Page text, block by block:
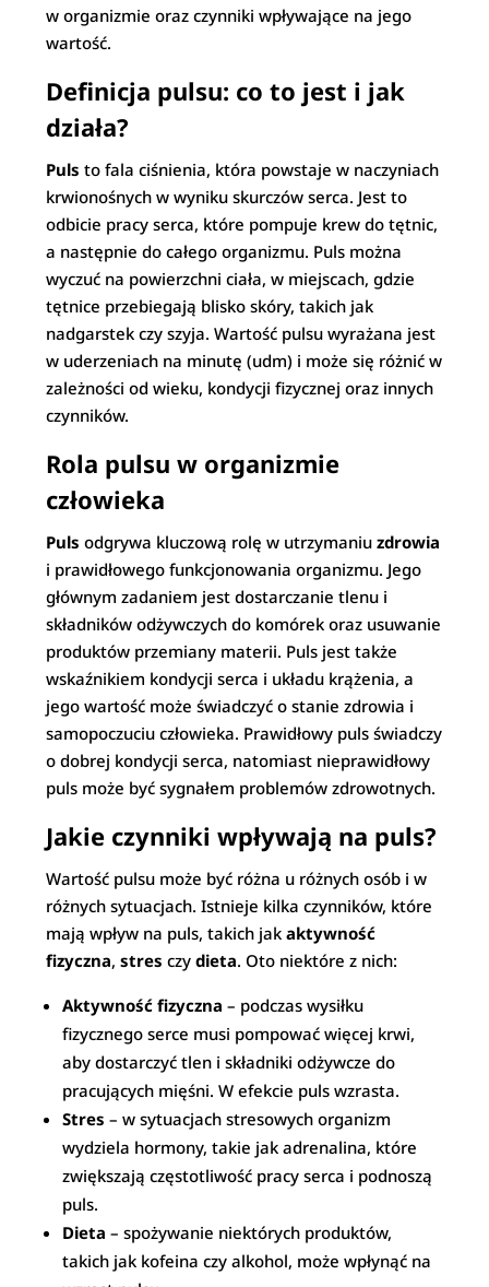
w organizmie oraz czynniki wpływające na jego
wartość.
Definicja pulsu: co to jest i jak
działa?
Puls to fala ciśnienia, która powstaje w naczyniach
krwionośnych w wyniku skurczów serca. Jest to
odbicie pracy serca, które pompuje krew do tętnic,
a następnie do całego organizmu. Puls można
wyczuć na powierzchni ciała, w miejscach, gdzie
tętnice przebiegają blisko skóry, takich jak
nadgarstek czy szyja. Wartość pulsu wyrażana jest
w uderzeniach na minutę (udm) i może się różnić w
zależności od wieku, kondycji fizycznej oraz innych
czynników.
Rola pulsu w organizmie
człowieka
Puls odgrywa kluczową rolę w utrzymaniuzdrowia
i prawidłowego funkcjonowania organizmu. Jego
głównym zadaniem jest dostarczanie tlenu i
składników odżywczych do komórek oraz usuwanie
produktów przemiany materii. Puls jest także
wskaźnikiem kondycji serca i układu krążenia, a
jego wartość może świadczyć o stanie zdrowia i
samopoczuciu człowieka. Prawidłowy puls świadczy
o dobrej kondycji serca, natomiast nieprawidłowy
puls może być sygnałem problemów zdrowotnych.
Jakie czynniki wpływają na puls?
Wartość pulsu może być różna u różnych osób i w
różnych sytuacjach. Istnieje kilka czynników, które
mają wpływ na puls, takich jakaktywność
fizyczna,stres czydieta. Oto niektóre z nich:
Aktywność fizyczna – podczas wysiłku
fizycznego serce musi pompować więcej krwi,
aby dostarczyć tlen i składniki odżywcze do
pracujących mięśni. W efekcie puls wzrasta.
Stres – w sytuacjach stresowych organizm
wydziela hormony, takie jak adrenalina, które
zwiększają częstotliwość pracy serca i podnoszą
puls.
Dieta – spożywanie niektórych produktów,
takich jak kofeina czy alkohol, może wpłynąć na